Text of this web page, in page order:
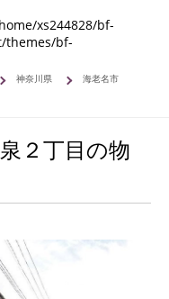
xs244828/bf-
themes/bf-
神奈川県
海老名市
２丁目の物